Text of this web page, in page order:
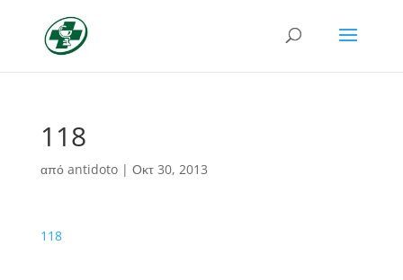
118
από antidoto| Οκτ 30, 2013
118